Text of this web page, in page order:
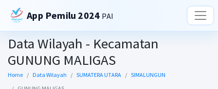
App Pemilu 2024 PAI
Data Wilayah - Kecamatan
GUNUNG MALIGAS
Home Data Wilayah SUMATERA UTARA
SIMALUNGUN